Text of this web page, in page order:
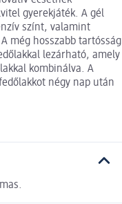
gyerekjáték. A gél
színt, valamint
még hosszabb tartósság
lezárható, amely
kombinálva. A
négy nap után